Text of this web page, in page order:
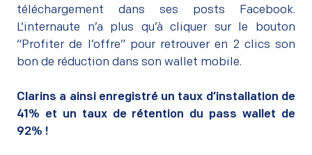
téléchargement dans ses posts Facebook.
L’internaute n’a plus qu’à cliquer sur le bouton
“Profiter de l’offre” pour retrouver en 2 clics son
bon de réduction dans son wallet mobile.
Clarins a ainsi enregistré un taux d’installation de
41% et un taux de rétention du pass wallet de
92% !